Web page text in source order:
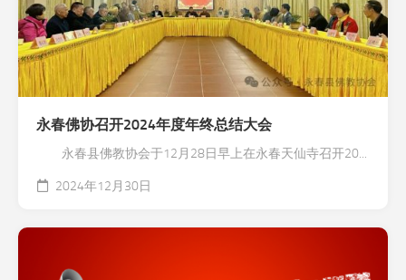
永春佛协召开2024年度年终总结大会
永春县佛教协会于12月28日早上在永春天仙寺召开20...
2024年12月30日